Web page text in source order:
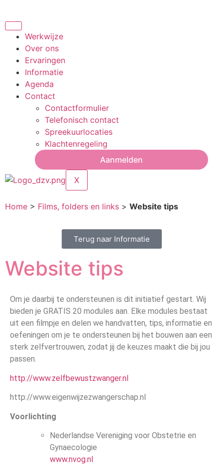
Werkwijze
Over ons
Ervaringen
Informatie
Agenda
Contact
Contactformulier
Telefonisch contact
Spreekuurlocaties
Klachtenregeling
Aanmelden
X
Home > Films, folders en links > Website tips
Terug naar Informatie
Website tips
Om je daarbij te ondersteunen is dit initiatief gestart. Wij
bieden je GRATIS 20 modules aan. Elke modules bestaat
uit een filmpje en delen we handvatten, tips, informatie en
oefeningen om je te ondersteunen bij het bouwen aan een
sterk zelfvertrouwen, zodat jij de keuzes maakt die bij jou
passen.
http://www.zelfbewustzwanger.nl
http://www.eigenwijzezwangerschap.nl
Voorlichting
Nederlandse Vereniging voor Obstetrie en
Gynaecologie
www.nvog.nl